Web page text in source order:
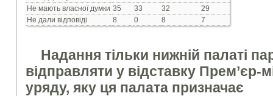
Не мають власної думки 35 33 32
29
Не дали відповіді
8 0 8 7
Надання тільки нижній палаті
відправляти у відставку Прем’єр-
уряду, яку ця палата призначає